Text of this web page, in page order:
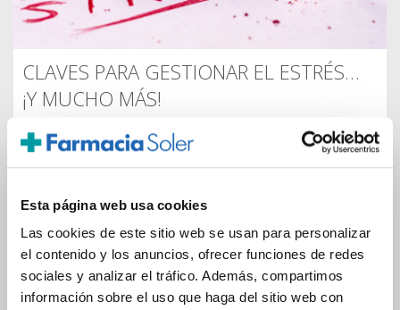
Esta página web usa cookies
Las cookies de este sitio web se usan para personalizar
el contenido y los anuncios, ofrecer funciones de redes
sociales y analizar el tráfico. Además, compartimos
información sobre el uso que haga del sitio web con
CLAVES PARA GESTIONAR EL ESTRÉS…
¡Y MUCHO MÁS!
Publicado por Mercè Moreu
Martes, 05 de Junio de
2018
qué es y cómo funciona.
Publicado en Suplementos saludables